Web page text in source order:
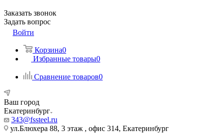
Заказать звонок
Задать вопрос
Войти
Корзина0
Избранные товары0
Сравнение товаров0
Ваш город
Екатеринбург
343@fssteel.ru
ул.Блюхера 88, 3 этаж , офис 314, Екатеринбург